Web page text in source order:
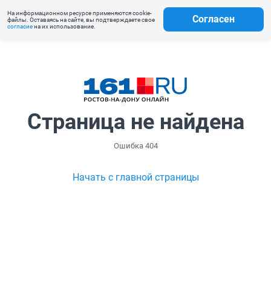
На информационном ресурсе применяются cookie-
файлы. Оставаясь на сайте, вы подтверждаете свое
согласиена их использование.
Согласен
Страница не найдена
Ошибка 404
Начать с главной страницы